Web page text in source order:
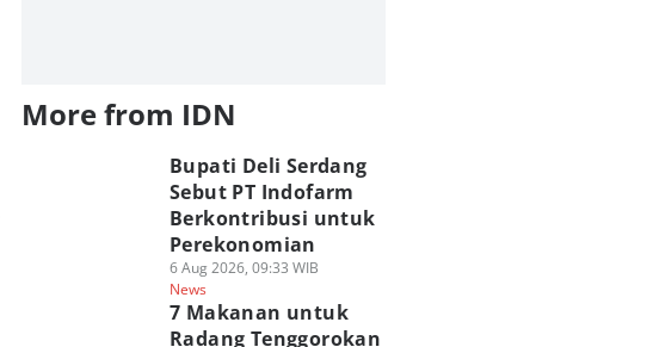
More from IDN
Bupati Deli Serdang
Sebut PT Indofarm
Berkontribusi untuk
Perekonomian
6 Aug 2026, 09:33 WIB
News
7 Makanan untuk
Radang Tenggorokan